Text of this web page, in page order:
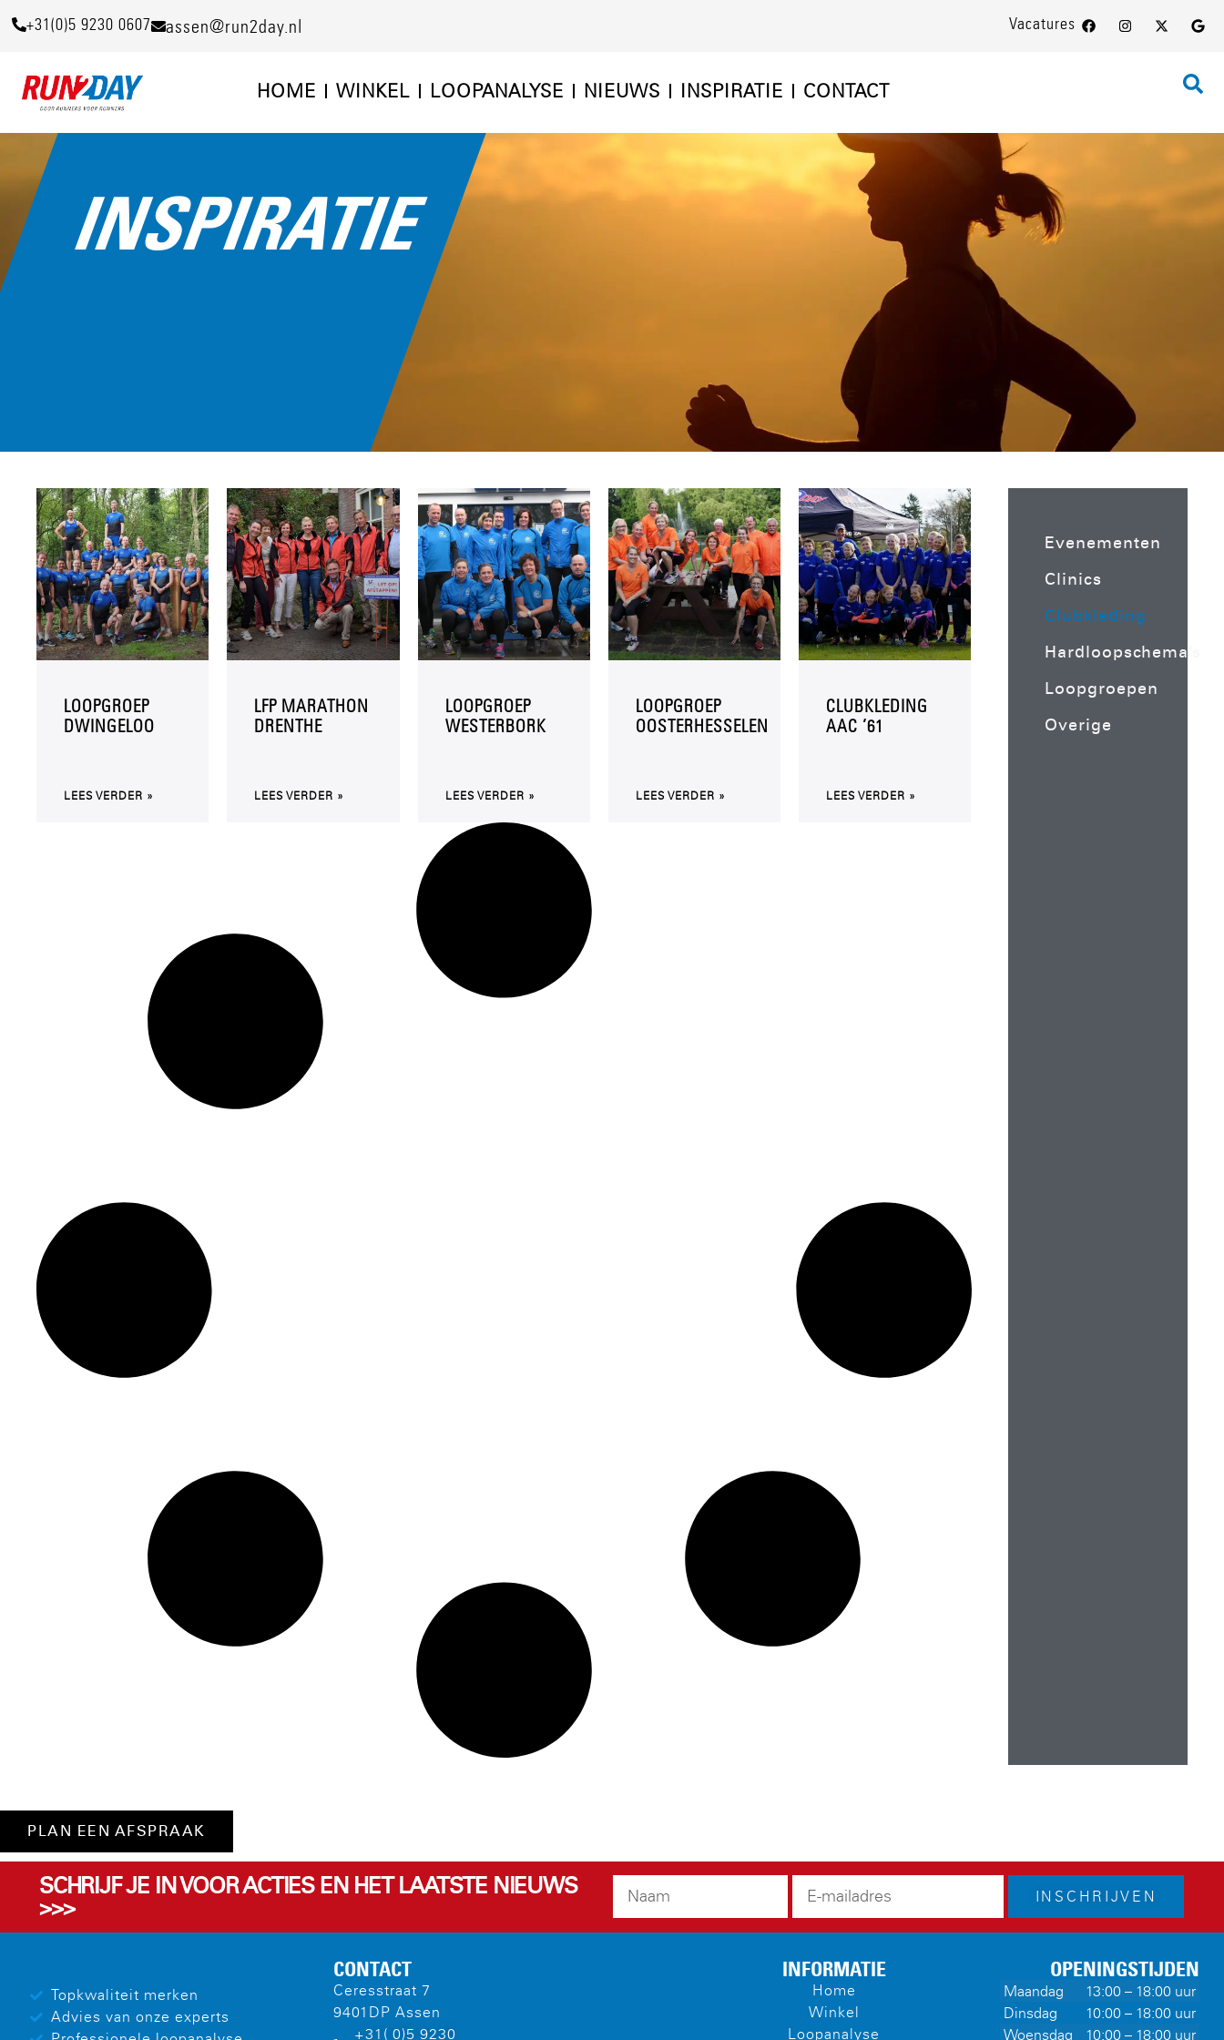
+31(0)5 9230 0607 assen@run2day.nl Vacatures
HOME WINKEL LOOPANALYSE NIEUWS INSPIRATIE CONTACT
INSPIRATIE
LOOPGROEP
DWINGELOO
LEES VERDER »
LFP MARATHON
DRENTHE
LEES VERDER »
LOOPGROEP
WESTERBORK
LEES VERDER »
LOOPGROEP
OOSTERHESSELEN
LEES VERDER »
CLUBKLEDING
AAC ’61
LEES VERDER »
Evenementen
Clinics
Clubkleding
Hardloopschema’s
Loopgroepen
Overige
PLAN EEN AFSPRAAK
INSCHRIJVEN
SCHRIJF JE IN VOOR ACTIES EN HET LAATSTE NIEUWS
>>>
Topkwaliteit merken
Advies van onze experts
CONTACT
Ceresstraat 7
9401DP Assen
+31( 0)5 9230
INFORMATIE
Home
Winkel
Loopanalyse
OPENINGSTIJDEN
Maandag
13:00 – 18:00 uur
Dinsdag
10:00 – 18:00 uur
Woensdag
10:00 – 18:00 uur